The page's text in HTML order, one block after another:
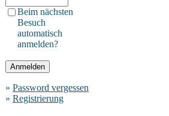
Beim nächsten
Besuch
automatisch
anmelden?
» Password vergessen
» Registrierung